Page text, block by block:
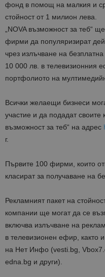
фонд в помощ на малкия и
стойност от 1 милион лева.
„NOVA възможност за теб“
фирми да популяризират
чрез излъчване на
10 000 лв. в телевизионния
портфолиото на
Всички желаещи бизнеси
участие и да подадат своите
възможност за теб“ на адрес
г.
Първите 100 фирми, които
класират за получаване на
Рекламният пакет на
компании ще могат да се
включва излъчване на
в телевизионен ефир, както
на Нет Инфо (vesti.bg,
edna.bg и други).